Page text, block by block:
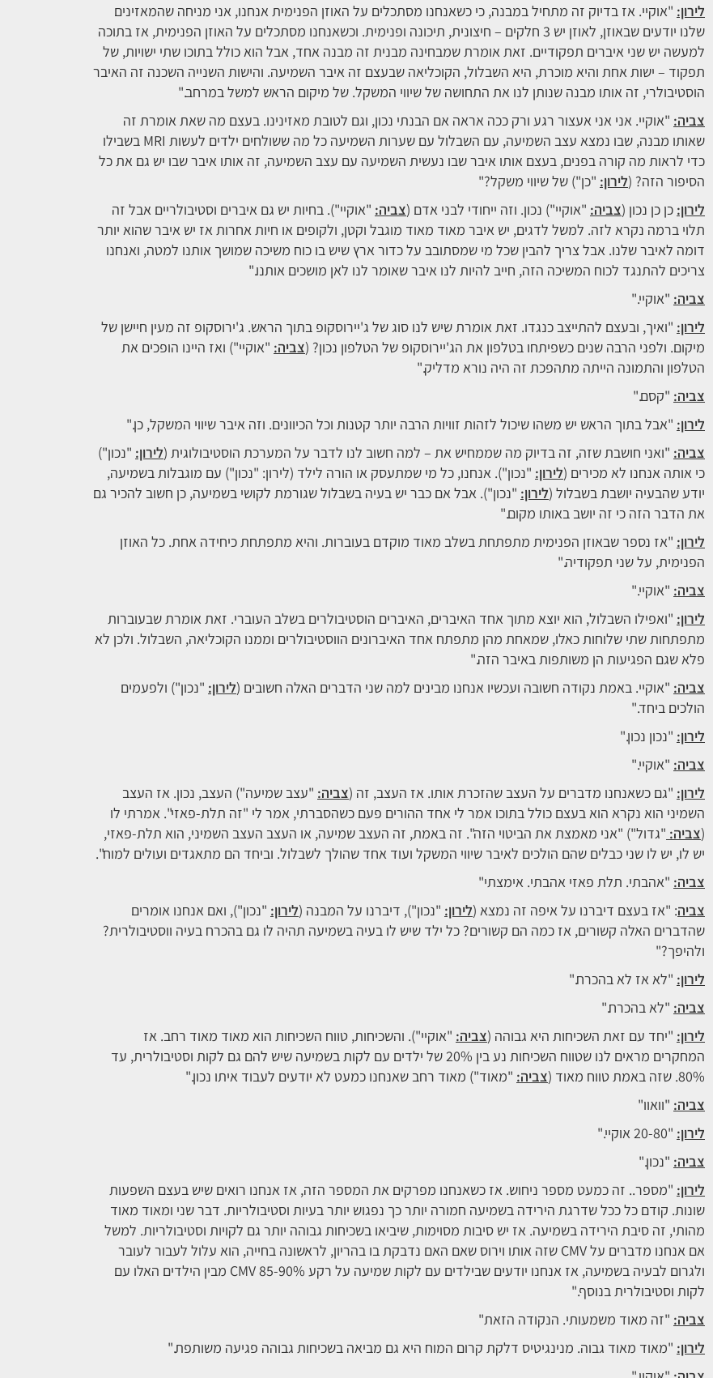
לירון: "אוקיי. אז בדיוק זה מתחיל במבנה, כי כשאנחנו מסתכלים על האוזן הפנימית אנחנו, אני מניחה שהמאזינים
שלנו יודעים שבאוזן, לאוזן יש 3 חלקים – חיצונית, תיכונה ופנימית. וכשאנחנו מסתכלים על האוזן הפנימית, אז בתוכה
למעשה יש שני איברים תפקודיים. זאת אומרת שמבחינה מבנית זה מבנה אחד, אבל הוא כולל בתוכו שתי ישויות, של
תפקוד – ישות אחת והיא מוכרת, היא השבלול, הקוכליאה שבעצם זה איבר השמיעה. והישות השנייה השכנה זה האיבר
הוסטיבולרי, זה אותו מבנה שנותן לנו את התחושה של שיווי המשקל. של מיקום הראש למשל במרחב."
צביה: "אוקיי. אני אני אעצור רגע ורק ככה אראה אם הבנתי נכון, וגם לטובת מאזינינו. בעצם מה שאת אומרת זה
שאותו מבנה, שבו נמצא עצב השמיעה, עם השבלול עם שערות השמיעה כל מה ששולחים ילדים לעשות MRI בשבילו
כדי לראות מה קורה בפנים, בעצם אותו איבר שבו נעשית השמיעה עם עצב השמיעה, זה אותו איבר שבו יש גם את כל
הסיפור הזה? (לירון: "כן") של שיווי משקל?"
לירון: כן כן נכון (צביה: "אוקיי") נכון. וזה ייחודי לבני אדם (צביה: "אוקיי"). בחיות יש גם איברים וסטיבולריים אבל זה
תלוי ברמה נקרא לזה. למשל לדגים, יש איבר מאוד מאוד מוגבל וקטן, ולקופים או חיות אחרות אז יש איבר שהוא יותר
דומה לאיבר שלנו. אבל צריך להבין שכל מי שמסתובב על כדור ארץ שיש בו כוח משיכה שמושך אותנו למטה, ואנחנו
צריכים להתנגד לכוח המשיכה הזה, חייב להיות לנו איבר שאומר לנו לאן מושכים אותנו."
צביה: "אוקיי."
לירון: "ואיך, ובעצם להתייצב כנגדו. זאת אומרת שיש לנו סוג של ג'יירוסקופ בתוך הראש. ג'ירוסקופ זה מעין חיישן של
מיקום. ולפני הרבה שנים כשפיתחו בטלפון את הג'יירוסקופ של הטלפון נכון? (צביה: "אוקיי") ואז היינו הופכים את
הטלפון והתמונה הייתה מתהפכת זה היה נורא מדליק."
צביה: "קסם."
לירון: "אבל בתוך הראש יש משהו שיכול לזהות זוויות הרבה יותר קטנות וכל הכיוונים. וזה איבר שיווי המשקל, כן."
צביה: "ואני חושבת שזה, זה בדיוק מה שממחיש את – למה חשוב לנו לדבר על המערכת הוסטיבולוגית (לירון: "נכון")
כי אותה אנחנו לא מכירים (לירון: "נכון"). אנחנו, כל מי שמתעסק או הורה לילד (לירון: "נכון") עם מוגבלות בשמיעה,
יודע שהבעיה יושבת בשבלול (לירון: "נכון"). אבל אם כבר יש בעיה בשבלול שגורמת לקושי בשמיעה, כן חשוב להכיר גם
את הדבר הזה כי זה יושב באותו מקום."
לירון: "אז נספר שבאוזן הפנימית מתפתחת בשלב מאוד מוקדם בעוברות. והיא מתפתחת כיחידה אחת. כל האוזן
הפנימית, על שני תפקודיה."
צביה: "אוקיי."
לירון: "ואפילו השבלול, הוא יוצא מתוך אחד האיברים, האיברים הוסטיבולרים בשלב העוברי. זאת אומרת שבעוברות
מתפתחות שתי שלוחות כאלו, שמאחת מהן מתפתח אחד האיברונים הווסטיבולרים וממנו הקוכליאה, השבלול. ולכן לא
פלא שגם הפגיעות הן משותפות באיבר הזה."
צביה: "אוקיי. באמת נקודה חשובה ועכשיו אנחנו מבינים למה שני הדברים האלה חשובים (לירון: "נכון") ולפעמים
הולכים ביחד."
לירון: "נכון נכון."
צביה: "אוקיי."
לירון: "גם כשאנחנו מדברים על העצב שהזכרת אותו. אז העצב, זה (צביה: "עצב שמיעה") העצב, נכון. אז העצב
השמיני הוא נקרא הוא בעצם כולל בתוכו אמר לי אחד ההורים פעם כשהסברתי, אמר לי "זה תלת-פאזי". אמרתי לו
(צביה: "גדול") "אני מאמצת את הביטוי הזה". זה באמת, זה העצב שמיעה, או העצב העצב השמיני, הוא תלת-פאזי,
יש לו, יש לו שני כבלים שהם הולכים לאיבר שיווי המשקל ועוד אחד שהולך לשבלול. וביחד הם מתאגדים ועולים למוח".
צביה: "אהבתי. תלת פאזי אהבתי. אימצתי"
צביה: "אז בעצם דיברנו על איפה זה נמצא (לירון: "נכון"), דיברנו על המבנה (לירון: "נכון"), ואם אנחנו אומרים
שהדברים האלה קשורים, אז כמה הם קשורים? כל ילד שיש לו בעיה בשמיעה תהיה לו גם בהכרח בעיה ווסטיבולרית?
ולהיפך?"
לירון: "לא אז לא בהכרח."
צביה: "לא בהכרח."
לירון: "יחד עם זאת השכיחות היא גבוהה (צביה: "אוקיי"). והשכיחות, טווח השכיחות הוא מאוד מאוד רחב. אז
המחקרים מראים לנו שטווח השכיחות נע בין 20% של ילדים עם לקות בשמיעה שיש להם גם לקות וסטיבולרית, עד
80%. שזה באמת טווח מאוד (
צביה: "מאוד") מאוד רחב שאנחנו כמעט לא יודעים לעבוד איתו נכון."
צביה: "וואוו"
לירון: "20-80 אוקיי."
צביה: "נכון."
לירון: "מספר.. זה כמעט מספר ניחוש. אז כשאנחנו מפרקים את המספר הזה, אז אנחנו רואים שיש בעצם השפעות
שונות. קודם כל ככל שדרגת הירידה בשמיעה חמורה יותר כך נפגוש יותר בעיות וסטיבולריות. דבר שני ומאוד מאוד
מהותי, זה סיבת הירידה בשמיעה. אז יש סיבות מסוימות, שיביאו בשכיחות גבוהה יותר גם לקויות וסטיבולריות. למשל
אם אנחנו מדברים על CMV שזה אותו וירוס שאם האם נדבקת בו בהריון, לראשונה בחייה, הוא עלול לעבור לעובר
ולגרום לבעיה בשמיעה, אז אנחנו יודעים שבילדים עם לקות שמיעה על רקע CMV 85-90% מבין הילדים האלו עם
לקות וסטיבולרית בנוסף."
צביה: "זה מאוד משמעותי. הנקודה הזאת"
לירון: "מאוד מאוד גבוה. מנינגיטיס דלקת קרום המוח היא גם מביאה בשכיחות גבוהה פגיעה משותפת."